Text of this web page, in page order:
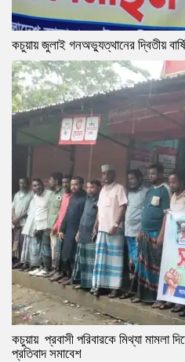
কচুয়ায় জুলাই গনঅভ্যুত্থানের দ্বিতীয়
কচুয়ায় প্রবাসী পরিবারকে মিথ্যা মামলা
প্রতিবাদ সমাবেশ